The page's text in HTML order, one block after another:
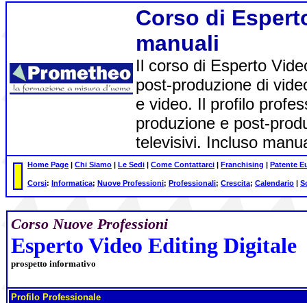
Corso di
manuali
Il corso di Esperto
post-produzione di
e video. Il profilo
produzione e post-
televisivi. Incluso
Home Page | Chi Siamo | Le Sedi | Come Contattarci | Franchising | Patente
Corsi: Informatica; Nuove Professioni; Professionali; Crescita; Calendario |
Corso Nuove Professioni
Esperto Video Editing Digitale
prospetto informativo
Profilo Professionale